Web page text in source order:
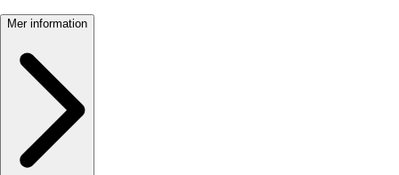
Mer information